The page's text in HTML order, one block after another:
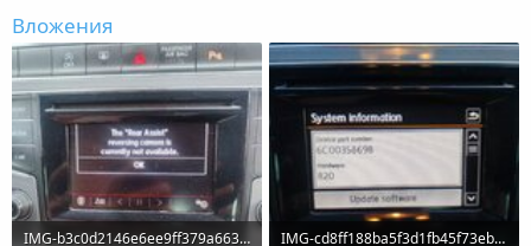
Вложения
IMG-b3c0d2146e6ee9ff379a663d9c529874-V.jpg IMG-cd8ff188ba5f3d1fb45f73eb12379473-V.jpg